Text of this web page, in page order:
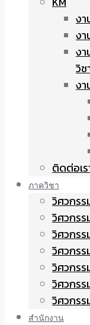
งา
ง
ง
วิช
ง
ติดต่อเร
ภาควิชา
วิศวกรร
วิศวกร
วิศวกร
วิศวกร
วิศวกร
วิศวกรร
วิศวกร
สำนักงาน